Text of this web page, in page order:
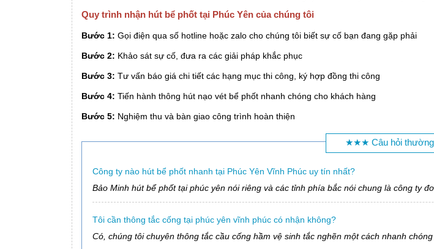
Quy trình nhận hút bể phốt tại Phúc Yên của chúng tôi
Bước 1: Gọi điện qua số hotline hoặc zalo cho chúng tôi biết sự cố bạn đang gặp phải
Bước 2: Khảo sát sự cố, đưa ra các giải pháp khắc phục
Bước 3: Tư vấn báo giá chi tiết các hạng mục thi công, ký hợp đồng thi công
Bước 4: Tiến hành thông hút nạo vét bể phốt nhanh chóng cho khách hàng
Bước 5: Nghiệm thu và bàn giao công trình hoàn thiện
★★★ Câu hỏi
Công ty nào hút bể phốt nhanh tại Phúc Yên Vĩnh Phúc uy tín nhất?
Bảo Minh hút bể phốt tại phúc yên nói riêng và các tỉnh phía bắc nói chung là công ty
Tôi cần thông tắc cống tại phúc yên vĩnh phúc có nhận không?
Có, chúng tôi chuyên thông tắc cầu cống hầm vệ sinh tắc nghẽn một cách nhanh